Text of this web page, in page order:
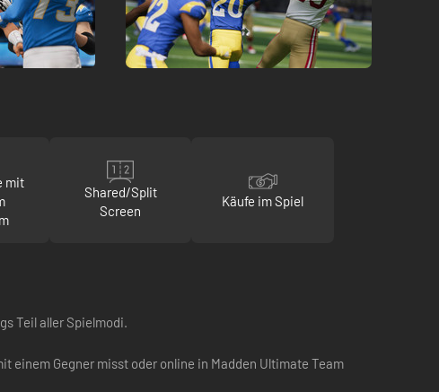
mit
Shared/Split
Screen
Käufe im Spiel
Teil aller Spielmodi.
einem Gegner misst oder online in Madden Ultimate Team